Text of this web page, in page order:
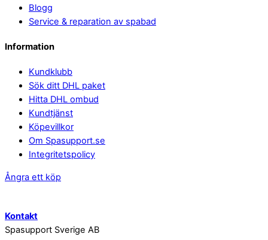
Blogg
Service & reparation av spabad
Information
Kundklubb
Sök ditt DHL paket
Hitta DHL ombud
Kundtjänst
Köpevillkor
Om Spasupport.se
Integritetspolicy
Ångra ett köp
Kontakt
Spasupport Sverige AB